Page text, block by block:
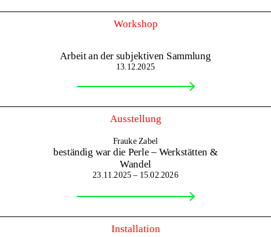
Workshop
Arbeit an der subjektiven Sammlung
13.12.2025
Ausstellung
Frauke Zabel
beständig war die Perle – Werkstätten &
Wandel
23.11.2025 – 15.02.2026
Installation